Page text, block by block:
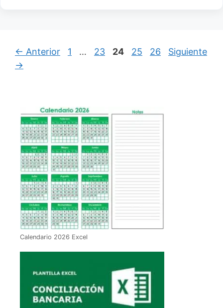
← Anterior Página
1 … Página
23 Página
24 Página
25 Página
26
Siguiente
→
Calendario 2026 Excel